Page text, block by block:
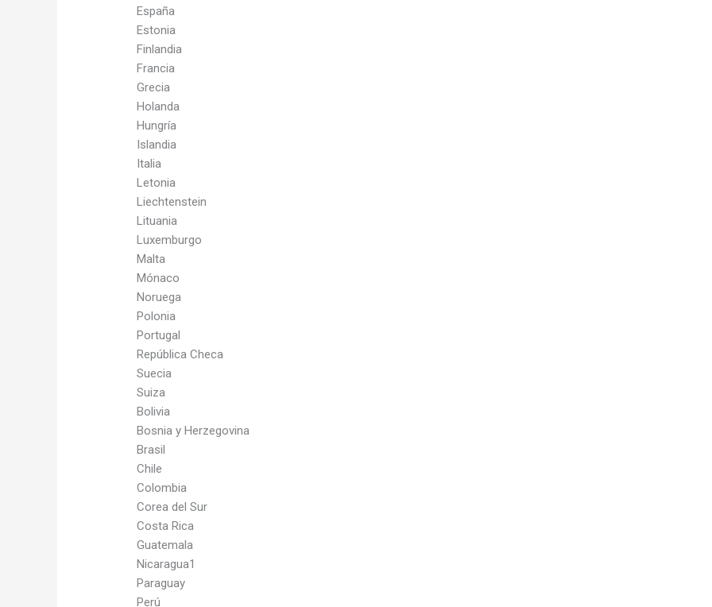
España
Estonia
Finlandia
Francia
Grecia
Holanda
Hungría
Islandia
Italia
Letonia
Liechtenstein
Lituania
Luxemburgo
Malta
Mónaco
Noruega
Polonia
Portugal
República Checa
Suecia
Suiza
Bolivia
Bosnia y Herzegovina
Brasil
Chile
Colombia
Corea del Sur
Costa Rica
Guatemala
Nicaragua1
Paraguay
Perú